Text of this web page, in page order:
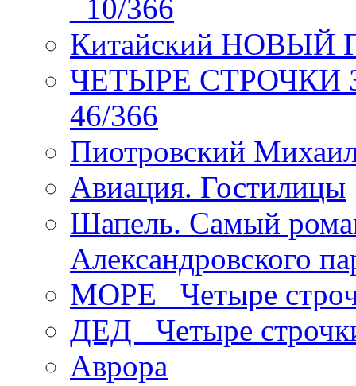
_10/366
Китайский НОВЫЙ
ЧЕТЫРЕ СТРОЧКИ
46/366
Пиотровский
Авиация. Гостилицы
Шапель. Самый
Александровского
МОРЕ _Четыре
ДЕД _Четыре
Аврора